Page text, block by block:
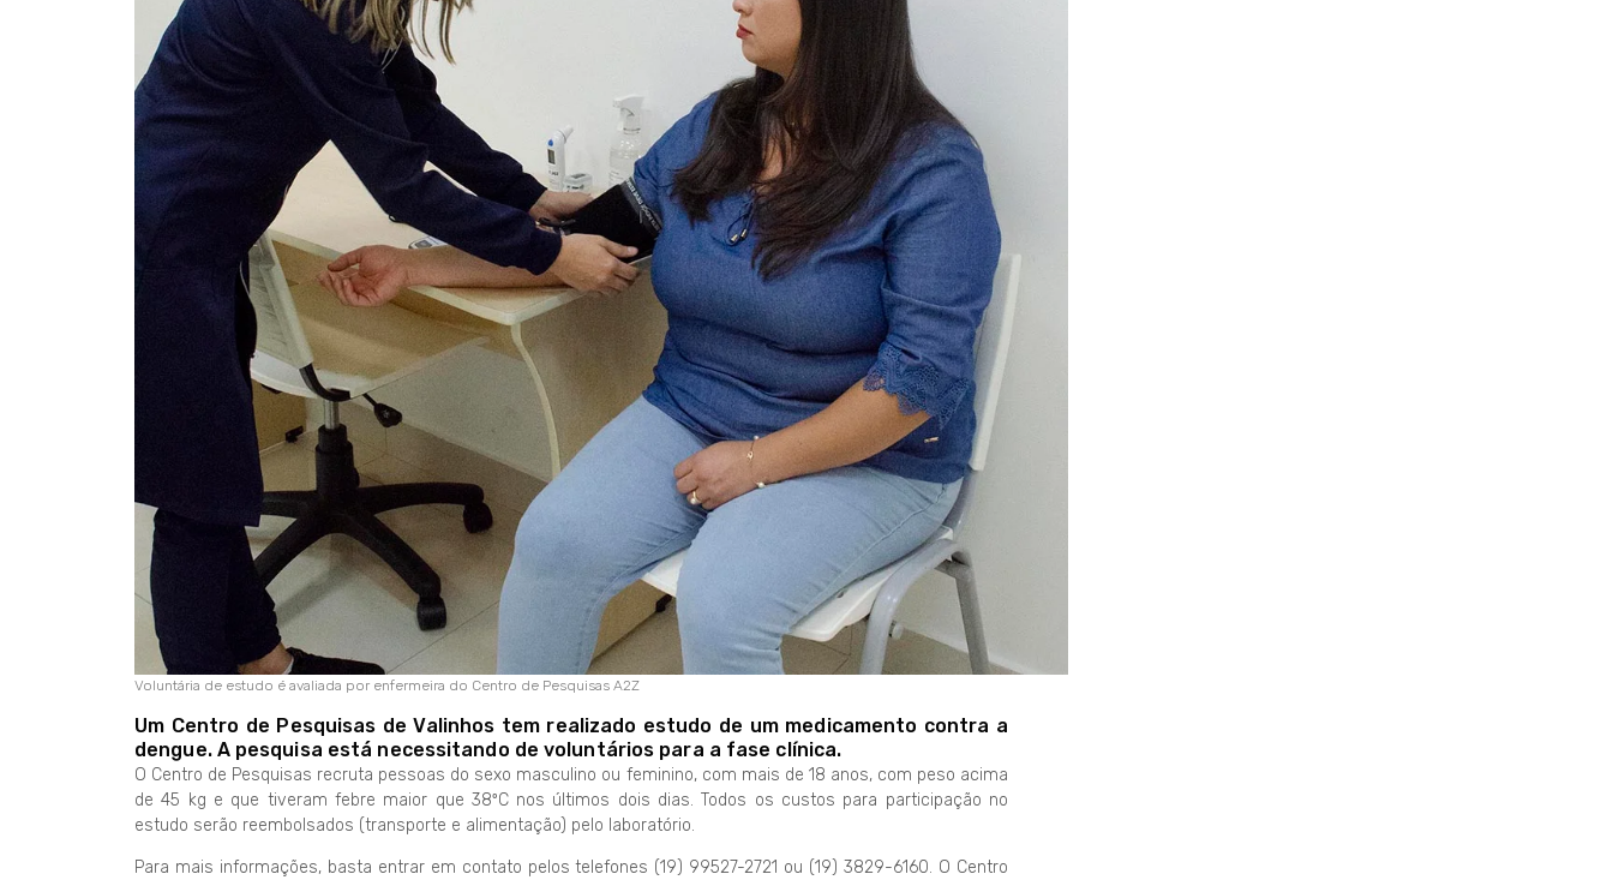
Voluntária de estudo é avaliada por enfermeira do Centro de Pesquisas A2Z
Um Centro de Pesquisas de Valinhos tem realizado estudo de um medicamento contra a
dengue. A pesquisa está necessitando de voluntários para a fase clínica.
O Centro de Pesquisas recruta pessoas do sexo masculino ou feminino, com mais de 18 anos, com peso acima
de 45 kg e que tiveram febre maior que 38ºC nos últimos dois dias. Todos os custos para participação no
estudo serão reembolsados (transporte e alimentação) pelo laboratório.
Para mais informações, basta entrar em contato pelos telefones (19) 99527-2721 ou (19) 3829-6160. O Centro